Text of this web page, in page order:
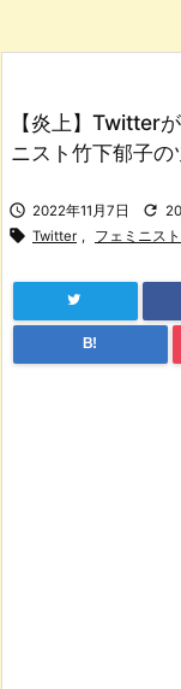
【炎上】Twitter
ニスト竹下郁子の
 2022年11月7日 
 Twitter , フェミニスト
B!